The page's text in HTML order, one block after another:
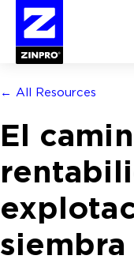
← All Resources
El
siembra